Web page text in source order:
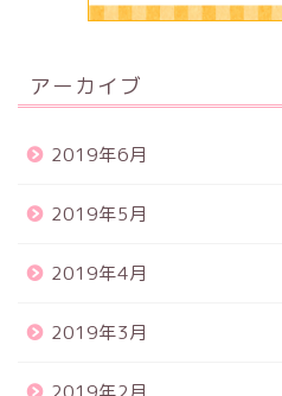
アーカイブ
2019年6月
2019年5月
2019年4月
2019年3月